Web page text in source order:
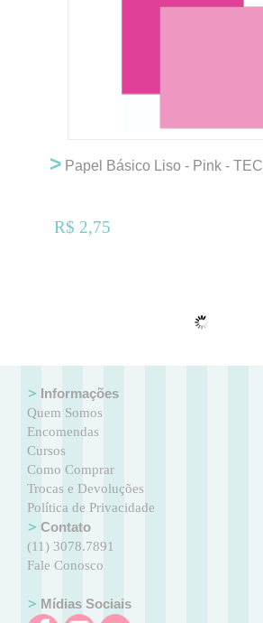
> Papel Básico Liso - Pink - TEC
R$ 2,75
Informações
Quem Somos
Encomendas
Cursos
Como Comprar
Trocas e Devoluções
Política de Privacidade
Contato
(11) 3078.7891
Fale Conosco
Mídias Sociais